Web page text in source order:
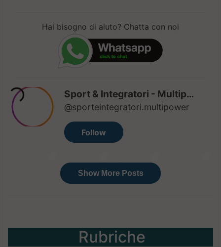
Hai bisogno di aiuto? Chatta con noi
Rubriche